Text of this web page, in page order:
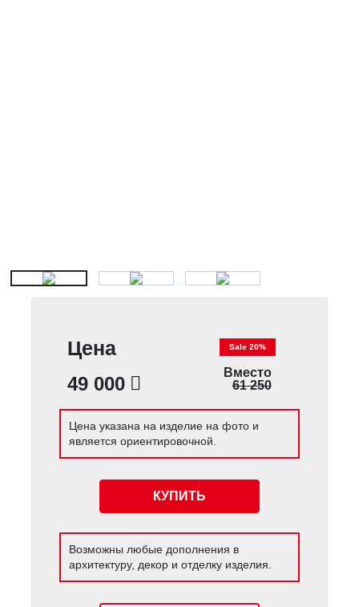
Цена
49 000
Sale 20%
Вместо
61 250
Цена указана на изделие на фото и
является ориентировочной.
КУПИТЬ
Возможны любые дополнения в
архитектуру, декор и отделку изделия.